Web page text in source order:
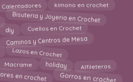
Calentadores kimono en crochet
Bisuteria y Joyeria en Crochet
diy Cuellos en Crochet
Caminos y Centros de Mesa
Lazos en Crochet
Macrame holiday Alfileteros
en crochet Gorros en crochet